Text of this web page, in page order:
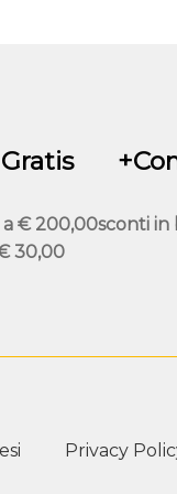
prodotto
€ 200,00
30,00
sconti in
Privacy